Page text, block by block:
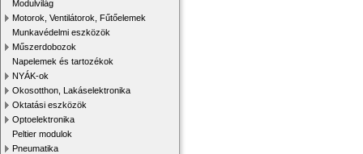
Modulvilág
Motorok, Ventilátorok, Fűtőelemek
Munkavédelmi eszközök
Műszerdobozok
Napelemek és tartozékok
NYÁK-ok
Okosotthon, Lakáselektronika
Oktatási eszközök
Optoelektronika
Peltier modulok
Pneumatika